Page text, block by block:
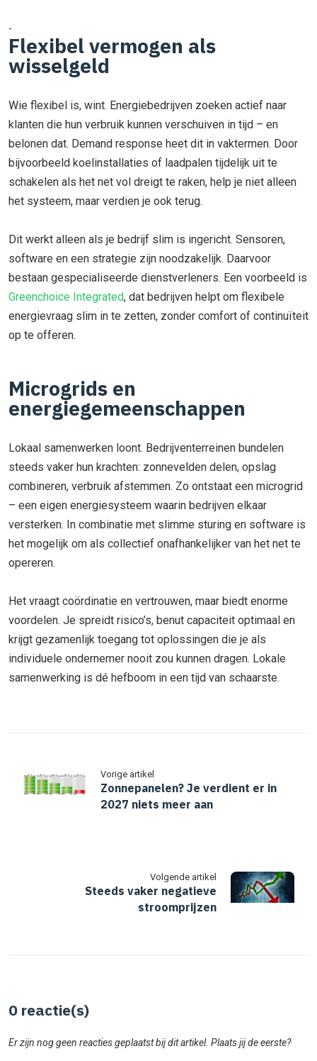
-
Flexibel vermogen als
wisselgeld
Wie flexibel is, wint. Energiebedrijven zoeken actief naar
klanten die hun verbruik kunnen verschuiven in tijd – en
belonen dat. Demand response heet dit in vaktermen. Door
bijvoorbeeld koelinstallaties of laadpalen tijdelijk uit te
schakelen als het net vol dreigt te raken, help je niet alleen
het systeem, maar verdien je ook terug.
Dit werkt alleen als je bedrijf slim is ingericht. Sensoren,
software en een strategie zijn noodzakelijk. Daarvoor
bestaan gespecialiseerde dienstverleners. Een voorbeeld is
Greenchoice Integrated, dat bedrijven helpt om flexibele
energievraag slim in te zetten, zonder comfort of continuïteit
op te offeren.
Microgrids en
energiegemeenschappen
Lokaal samenwerken loont. Bedrijventerreinen bundelen
steeds vaker hun krachten: zonnevelden delen, opslag
combineren, verbruik afstemmen. Zo ontstaat een microgrid
– een eigen energiesysteem waarin bedrijven elkaar
versterken. In combinatie met slimme sturing en software is
het mogelijk om als collectief onafhankelijker van het net te
opereren.
Het vraagt coördinatie en vertrouwen, maar biedt enorme
voordelen. Je spreidt risico’s, benut capaciteit optimaal en
krijgt gezamenlijk toegang tot oplossingen die je als
individuele ondernemer nooit zou kunnen dragen. Lokale
samenwerking is dé hefboom in een tijd van schaarste.
Vorige artikel
Zonnepanelen? Je verdient er in
2027 niets meer aan
Volgende artikel
Steeds vaker negatieve
stroomprijzen
0 reactie(s)
Er zijn nog geen reacties geplaatst bij dit artikel. Plaats jij de eerste?